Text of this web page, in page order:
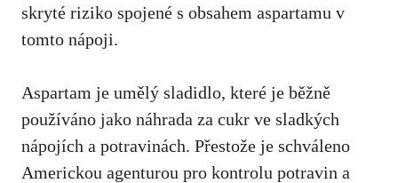
skryté riziko spojené ⁣s obsahem aspartamu v
tomto nápoji.
Aspartam je umělý sladidlo, které je běžně
používáno jako náhrada za cukr ve sladkých
nápojích a potravinách. ‌Přestože je schváleno
Americkou agenturou pro kontrolu⁢ potravin a‍